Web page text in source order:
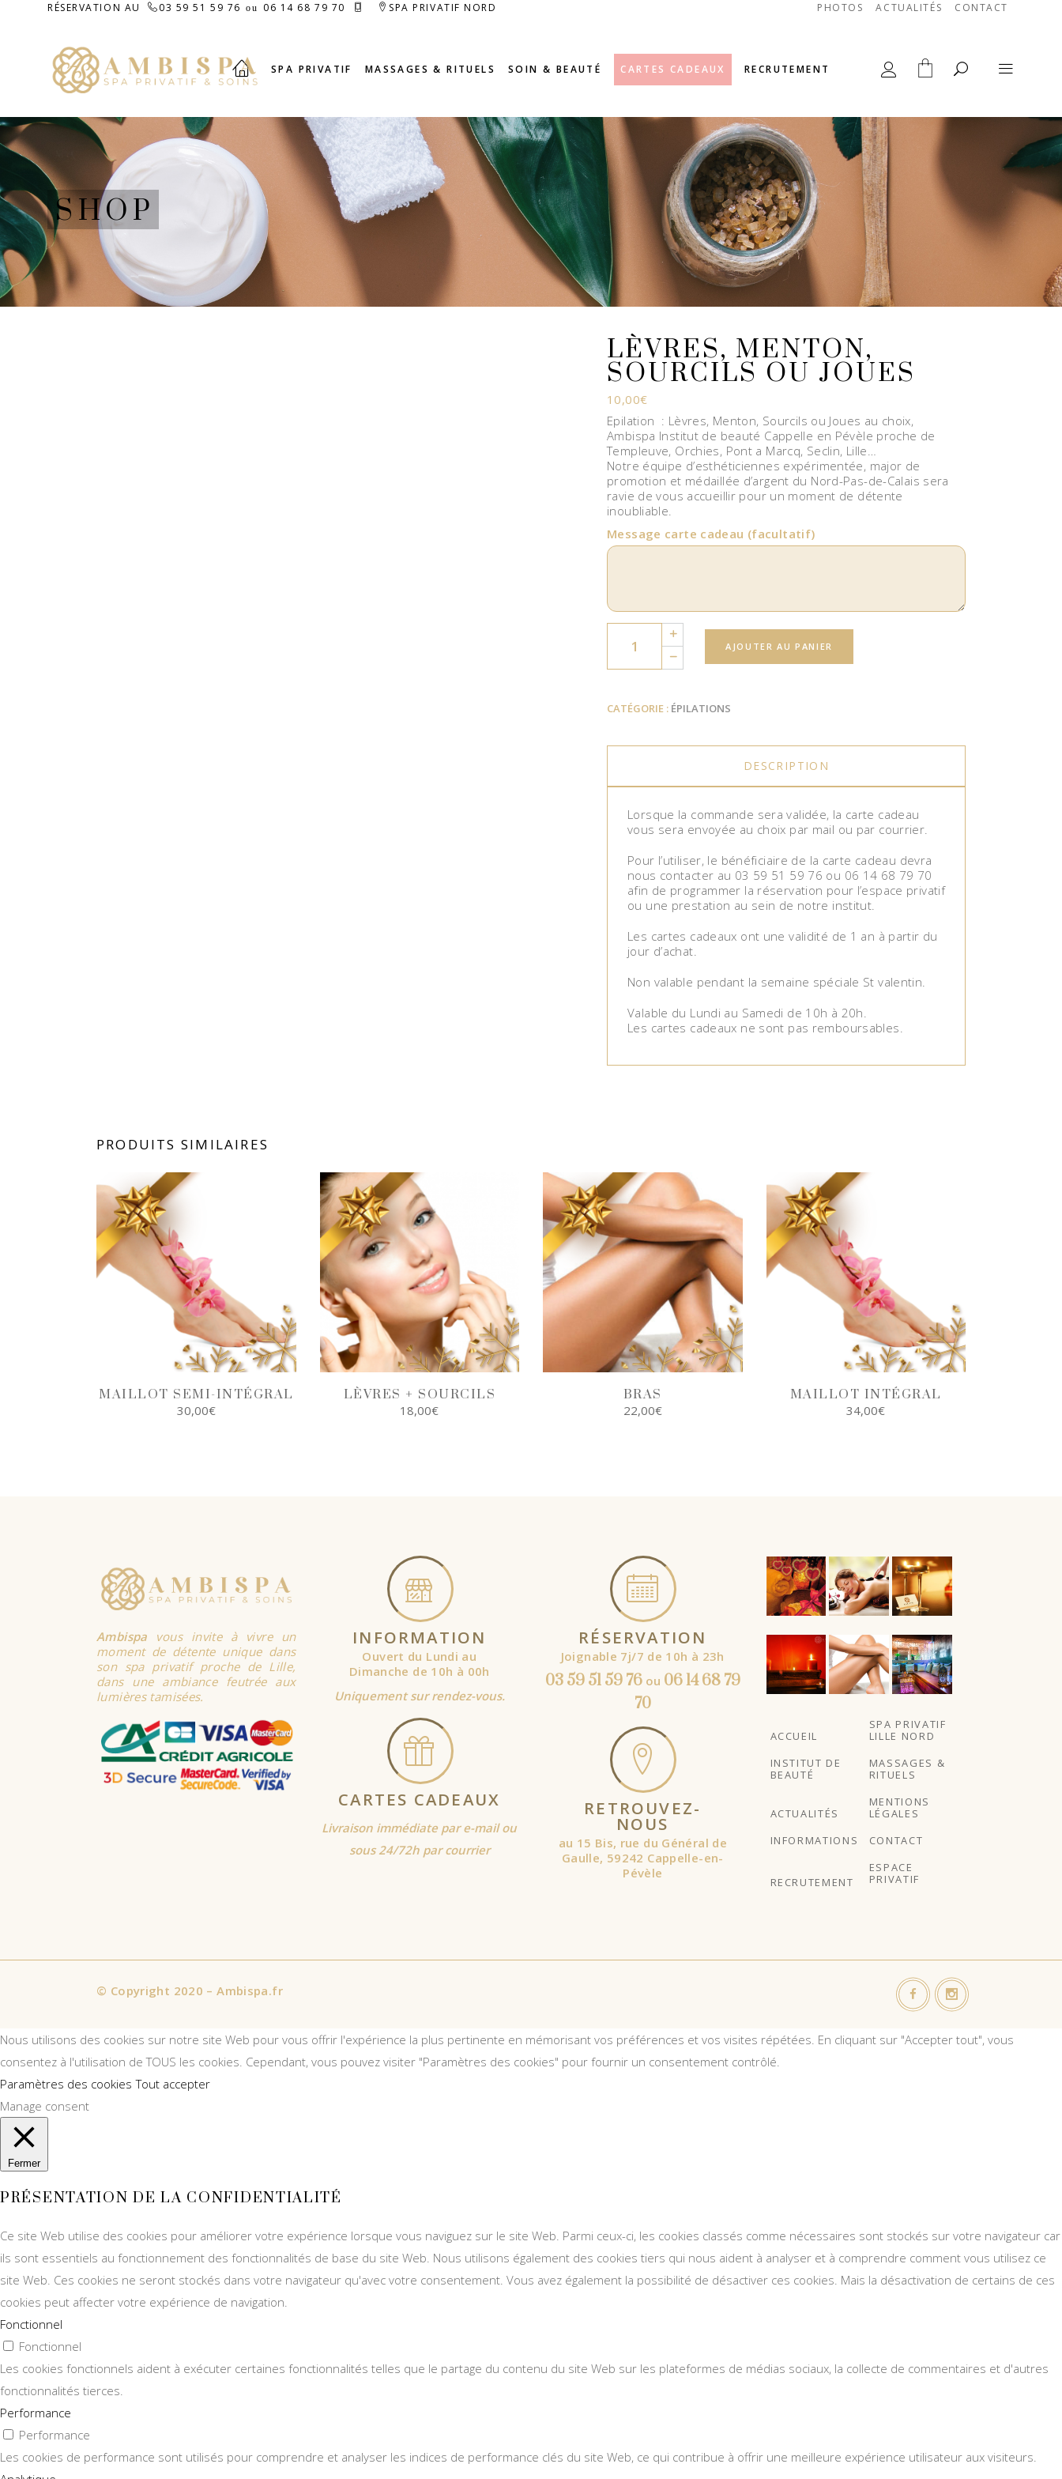
RÉSERVATION AU 03 59 51 59 76 ou 06 14 68 79 70 SPA PRIVATIF NORD PHOTOS ACTUALITÉS CONTACT
SPA PRIVATIF MASSAGES & RITUELS SOIN & BEAUTÉ CARTES CADEAUX RECRUTEMENT
SHOP
LÈVRES, MENTON,
SOURCILS OU JOUES
10,00€
Epilation : Lèvres, Menton, Sourcils ou Joues au choix,
Ambispa Institut de beauté Cappelle en Pévèle proche de
Templeuve, Orchies, Pont a Marcq, Seclin, Lille…
Notre équipe d’esthéticiennes expérimentée, major de
promotion et médaillée d’argent du Nord-Pas-de-Calais sera
ravie de vous accueillir pour un moment de détente
inoubliable.
Message carte cadeau (facultatif)
AJOUTER AU PANIER
CATÉGORIE : ÉPILATIONS
DESCRIPTION
Lorsque la commande sera validée, la carte cadeau
vous sera envoyée au choix par mail ou par courrier.
Pour l’utiliser, le bénéficiaire de la carte cadeau devra
nous contacter au 03 59 51 59 76 ou 06 14 68 79 70
afin de programmer la réservation pour l’espace privatif
ou une prestation au sein de notre institut.
Les cartes cadeaux ont une validité de 1 an à partir du
jour d’achat.
Non valable pendant la semaine spéciale St valentin.
Valable du Lundi au Samedi de 10h à 20h.
Les cartes cadeaux ne sont pas remboursables.
PRODUITS SIMILAIRES
MAILLOT SEMI-INTÉGRAL
30,00€
LÈVRES + SOURCILS
18,00€
BRAS
22,00€
MAILLOT INTÉGRAL
34,00€
Ambispa vous invite à vivre un
moment de détente unique dans
son spa privatif proche de Lille,
dans une ambiance feutrée aux
lumières tamisées.
INFORMATION
Ouvert du Lundi au
Dimanche de 10h à 00h
Uniquement sur rendez-vous.
CARTES CADEAUX
Livraison immédiate par e-mail ou
sous 24/72h par courrier
RÉSERVATION
Joignable 7j/7 de 10h à 23h
03 59 51 59 76ou 06 14 68 79
70
RETROUVEZ-
NOUS
au 15 Bis, rue du Général de
Gaulle, 59242 Cappelle-en-
Pévèle
À partir
de
ACCUEIL
SPA PRIVATIF
LILLE NORD
INSTITUT DE
BEAUTÉ
MASSAGES &
RITUELS
ACTUALITÉS
MENTIONS
LÉGALES
INFORMATIONS
CONTACT
RECRUTEMENT
ESPACE
PRIVATIF
© Copyright 2020 – Ambispa.fr
Nous utilisons des cookies sur notre site Web pour vous offrir l'expérience la plus pertinente en mémorisant vos préférences et vos visites répétées. En cliquant sur "Accepter tout", vous
consentez à l'utilisation de TOUS les cookies. Cependant, vous pouvez visiter "Paramètres des cookies" pour fournir un consentement contrôlé.
Paramètres des cookies Tout accepter
Manage consent
Fermer
PRÉSENTATION DE LA CONFIDENTIALITÉ
Ce site Web utilise des cookies pour améliorer votre expérience lorsque vous naviguez sur le site Web. Parmi ceux-ci, les cookies classés comme nécessaires sont stockés sur votre navigateur car
ils sont essentiels au fonctionnement des fonctionnalités de base du site Web. Nous utilisons également des cookies tiers qui nous aident à analyser et à comprendre comment vous utilisez ce
site Web. Ces cookies ne seront stockés dans votre navigateur qu'avec votre consentement. Vous avez également la possibilité de désactiver ces cookies. Mais la désactivation de certains de ces
cookies peut affecter votre expérience de navigation.
Fonctionnel
Fonctionnel
Les cookies fonctionnels aident à exécuter certaines fonctionnalités telles que le partage du contenu du site Web sur les plateformes de médias sociaux, la collecte de commentaires et d'autres
fonctionnalités tierces.
Performance
Performance
Les cookies de performance sont utilisés pour comprendre et analyser les indices de performance clés du site Web, ce qui contribue à offrir une meilleure expérience utilisateur aux visiteurs.